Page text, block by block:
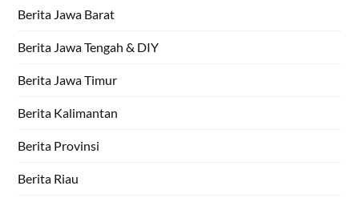
Berita Jawa Barat
Berita Jawa Tengah & DIY
Berita Jawa Timur
Berita Kalimantan
Berita Provinsi
Berita Riau